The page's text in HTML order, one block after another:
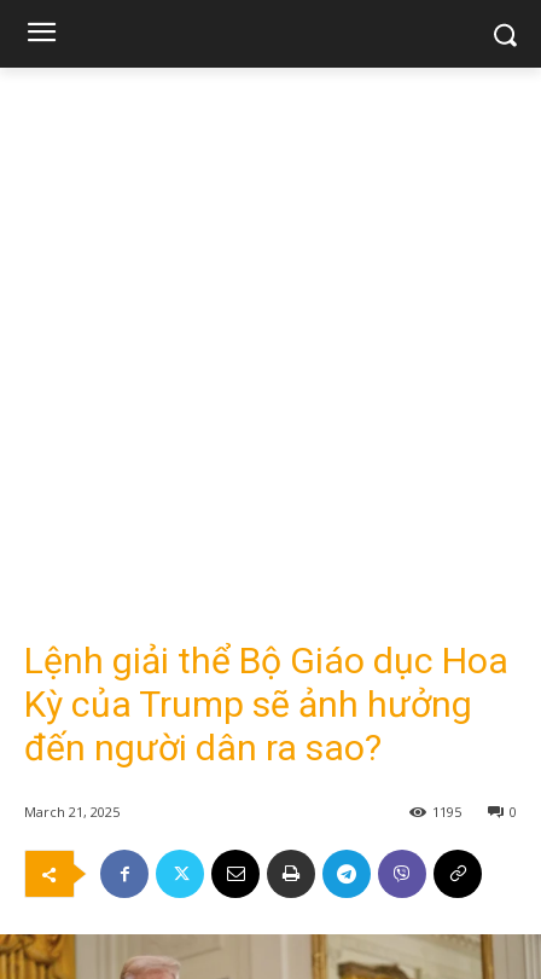
Lệnh giải thể Bộ Giáo dục Hoa
Kỳ của Trump sẽ ảnh hưởng
đến người dân ra sao?
March 21, 2025 0
1195